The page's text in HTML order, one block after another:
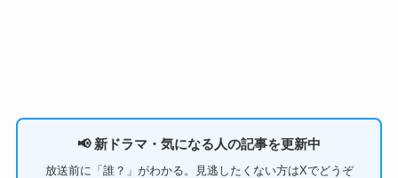
📢 新ドラマ・気になる人の記事を更新中
放送前に「誰？」がわかる。見逃したくない方はXでどうぞ